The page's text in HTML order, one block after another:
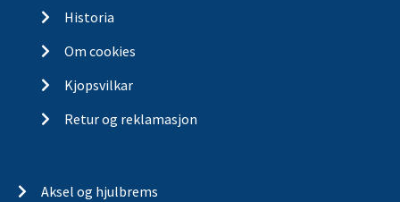
Historia
Om cookies
Kjopsvilkar
Retur og reklamasjon
Aksel og hjulbrems